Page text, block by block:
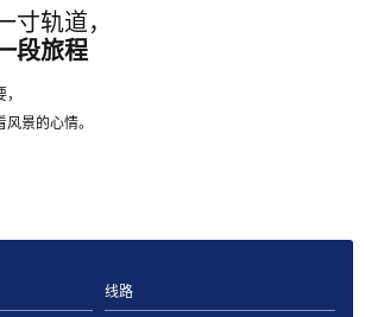
寸轨道，
段旅程
景的心情。
线路